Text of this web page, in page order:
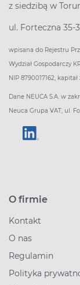
z siedzibą w
ul. Forteczna 35-
wpisana do Rejestru
Wydział Gospodarczy
NIP 8790017162,
Dane NEUCA S.A. w
Neuca Grupa VAT, ul.
O firmie
Kontakt
O nas
Regulamin
Polityka